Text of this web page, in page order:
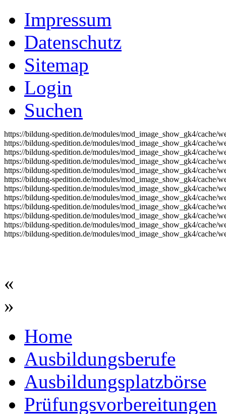
Impressum
Datenschutz
Sitemap
Login
Suchen
https://bildung-spedition.de/modules/mod_image_show_gk4/cache/
https://bildung-spedition.de/modules/mod_image_show_gk4/cache/
https://bildung-spedition.de/modules/mod_image_show_gk4/cache/
https://bildung-spedition.de/modules/mod_image_show_gk4/cache/
https://bildung-spedition.de/modules/mod_image_show_gk4/cache/
https://bildung-spedition.de/modules/mod_image_show_gk4/cache/
https://bildung-spedition.de/modules/mod_image_show_gk4/cache/
https://bildung-spedition.de/modules/mod_image_show_gk4/cache/
https://bildung-spedition.de/modules/mod_image_show_gk4/cache/
https://bildung-spedition.de/modules/mod_image_show_gk4/cache/
https://bildung-spedition.de/modules/mod_image_show_gk4/cache/
https://bildung-spedition.de/modules/mod_image_show_gk4/cache/
«
»
Home
Ausbildungsberufe
Ausbildungsplatzbörse
Prüfungsvorbereitungen